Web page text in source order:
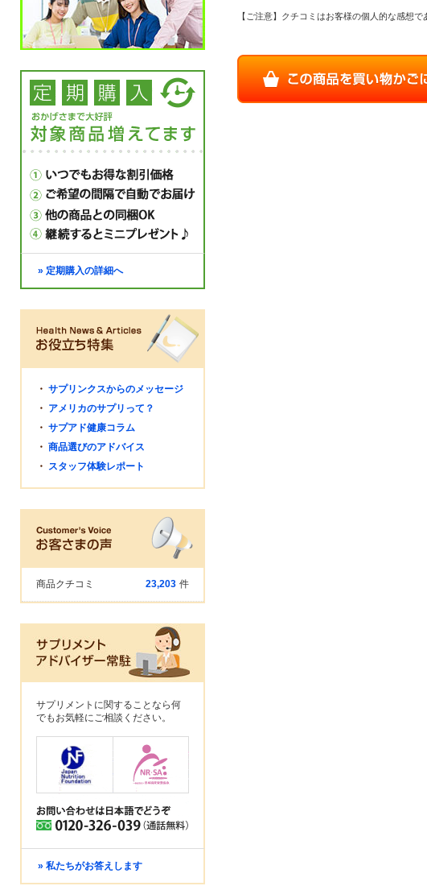
【ご注意】クチコミはお客様の個人的な感想
» 定期購入の詳細へ
・ サプリンクスからのメッセージ
・ アメリカのサプリって？
・ サプアド健康コラム
・ 商品選びのアドバイス
・ スタッフ体験レポート
商品クチコミ 23,203 件
サプリメントに関することなら何
でもお気軽にご相談ください。
» 私たちがお答えします